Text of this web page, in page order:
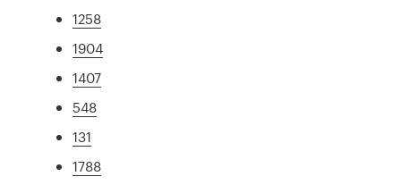
1258
1904
1407
548
131
1788